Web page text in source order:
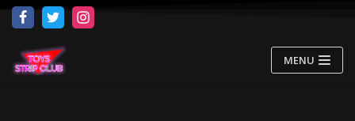
Μεταπηδήστε
περιεχόμενο
MENU